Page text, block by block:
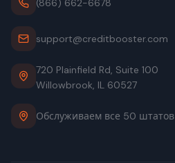
(866) 662-6678
support@creditbooster.com
720 Plainfield Rd, Suite 100
Willowbrook, IL 60527
Обслуживаем все 50 штатов